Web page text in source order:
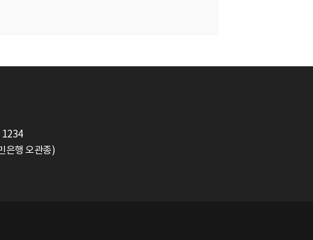
1234
은행 오관종)